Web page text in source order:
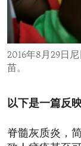
IDEALS AND
2016年8月29日
苗。
以下是一篇反
脊髓灰质炎，